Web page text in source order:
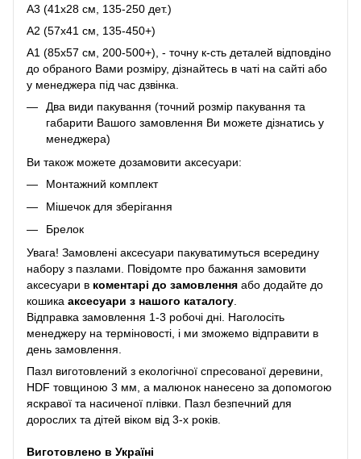
A3 (41х28 см, 135-250 дет.)
A2 (57х41 см, 135-450+)
A1 (85х57 см, 200-500+), - точну к-сть деталей відповдіно
до обраного Вами розміру, дізнайтесь в чаті на сайті або
у менеджера під час дзвінка.
Два види пакування (точний розмір пакування та
габарити Вашого замовлення Ви можете дізнатись у
менеджера)
Ви також можете дозамовити аксесуари:
Монтажний комплект
Мішечок для зберігання
Брелок
Увага! Замовлені аксесуари пакуватимуться всередину
набору з пазлами. Повідомте про бажання замовити
аксесуари в коментарі до замовлення або додайте до
кошика аксесуари з нашого каталогу
Відправка замовлення 1-3 робочі дні. Наголосіть
менеджеру на терміновості, і ми зможемо відправити в
день замовлення.
Пазл виготовлений з екологічної спресованої деревини,
HDF товщиною 3 мм, а малюнок нанесено за допомогою
яскравої та насиченої плівки. Пазл безпечний для
дорослих та дітей віком від 3-х років.
Виготовлено в Україні